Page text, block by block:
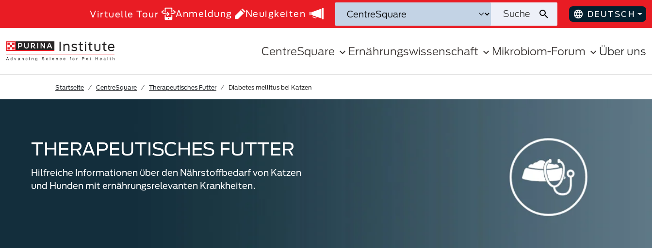
Virtuelle Tour Anmeldung Neuigkeiten DEUTSCH
CentreSquare Ernährungswissenschaft Mikrobiom-Forum Über uns
Startseite CentreSquare Therapeutisches Futter Diabetes mellitus bei Katzen
THERAPEUTISCHES FUTTER
Hilfreiche Informationen über den Nährstoffbedarf von Katzen
und Hunden mit ernährungsrelevanten Krankheiten.